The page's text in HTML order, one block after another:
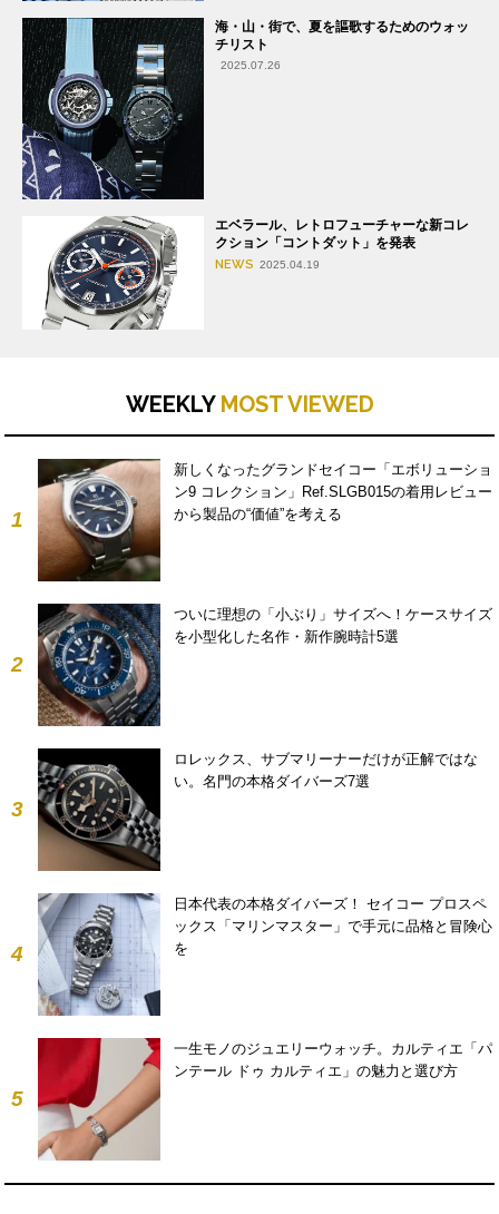
海・山・街で、夏を謳歌するためのウォッ
チリスト
2025.07.26
エベラール、レトロフューチャーな新コレ
クション「コントダット」を発表
NEWS 2025.04.19
WEEKLY MOST VIEWED
1
新しくなったグランドセイコー「エボリューショ
ン9 コレクション」Ref.SLGB015の着用レビュー
から製品の“価値”を考える
2
ついに理想の「小ぶり」サイズへ！ケースサイズ
を小型化した名作・新作腕時計5選
3
ロレックス、サブマリーナーだけが正解ではな
い。名門の本格ダイバーズ7選
4
日本代表の本格ダイバーズ！ セイコー プロスペ
ックス「マリンマスター」で手元に品格と冒険心
を
5
一生モノのジュエリーウォッチ。カルティエ「パ
ンテール ドゥ カルティエ」の魅力と選び方